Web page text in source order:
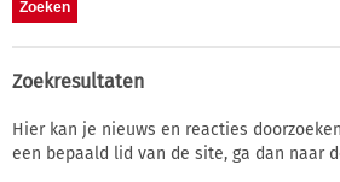
Zoekresultaten
Hier kan je nieuws en reacties
een bepaald lid van de site, ga dan naar